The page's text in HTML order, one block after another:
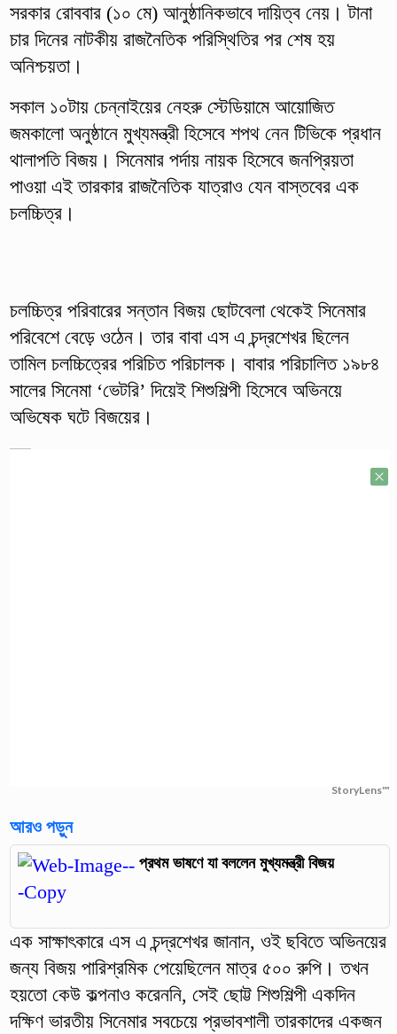
সরকার রোববার (১০ মে) আনুষ্ঠানিকভাবে দায়িত্ব নেয়। টানা
চার দিনের নাটকীয় রাজনৈতিক পরিস্থিতির পর শেষ হয়
অনিশ্চয়তা।
সকাল ১০টায় চেন্নাইয়ের নেহরু স্টেডিয়ামে আয়োজিত
জমকালো অনুষ্ঠানে মুখ্যমন্ত্রী হিসেবে শপথ নেন টিভিকে প্রধান
থালাপতি বিজয়। সিনেমার পর্দায় নায়ক হিসেবে জনপ্রিয়তা
পাওয়া এই তারকার রাজনৈতিক যাত্রাও যেন বাস্তবের এক
চলচ্চিত্র।
চলচ্চিত্র পরিবারের সন্তান বিজয় ছোটবেলা থেকেই সিনেমার
পরিবেশে বেড়ে ওঠেন। তার বাবা এস এ চন্দ্রশেখর ছিলেন
তামিল চলচ্চিত্রের পরিচিত পরিচালক। বাবার পরিচালিত ১৯৮৪
সালের সিনেমা ‘ভেটরি’ দিয়েই শিশুশিল্পী হিসেবে অভিনয়ে
অভিষেক ঘটে বিজয়ের।
StoryLens™
আরও পড়ুন
প্রথম ভাষণে যা বললেন মুখ্যমন্ত্রী বিজয়
এক সাক্ষাৎকারে এস এ চন্দ্রশেখর জানান, ওই ছবিতে অভিনয়ের
জন্য বিজয় পারিশ্রমিক পেয়েছিলেন মাত্র ৫০০ রুপি। তখন
হয়তো কেউ কল্পনাও করেননি, সেই ছোট্ট শিশুশিল্পী একদিন
দক্ষিণ ভারতীয় সিনেমার সবচেয়ে প্রভাবশালী তারকাদের একজন